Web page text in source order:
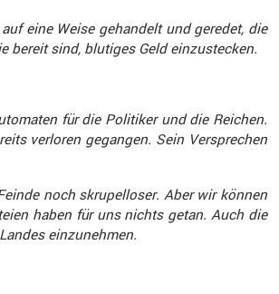
eine Weise gehan­delt und geredet, die
bereit sind, blutiges Geld einzu­ste­cken.
für die Politiker und die Reichen.
verloren gegangen. Sein Verspre­chen
noch skrupel­loser. Aber wir können
haben für uns nichts getan. Auch die
einzu­nehmen.